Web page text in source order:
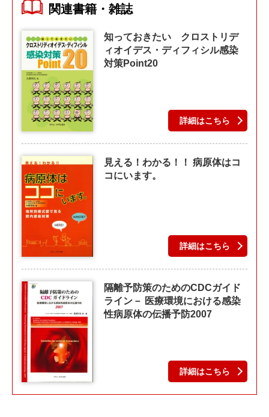
関連書籍・雑誌
知っておきたい クロストリデ
ィオイデス・ディフィシル感染
対策Point20
詳細はこちら
見える！わかる！！ 病原体はコ
コにいます。
詳細はこちら
隔離予防策のためのCDCガイド
ライン－ 医療環境における感染
性病原体の伝播予防2007
詳細はこちら